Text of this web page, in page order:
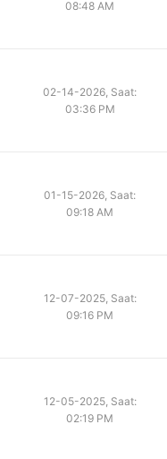
08:48 AM
02-14-2026, Saat:
03:36 PM
01-15-2026, Saat:
09:18 AM
12-07-2025, Saat:
09:16 PM
12-05-2025, Saat:
02:19 PM